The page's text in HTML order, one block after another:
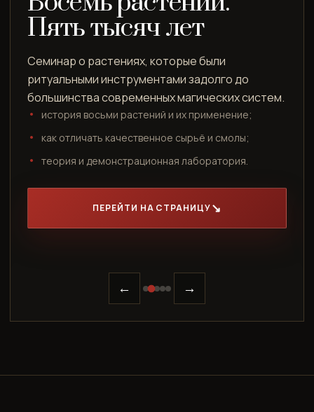
Пять тысяч лет
Семинар о растениях, которые были
ритуальными инструментами задолго до
большинства современных магических систем.
история восьми растений и их применение;
как отличать качественное сырьё и смолы;
теория и демонстрационная лаборатория.
ПЕРЕЙТИ НА СТРАНИЦУ
← →